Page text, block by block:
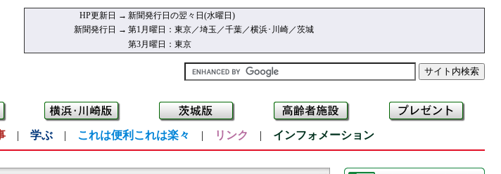
HP更新日 → 新聞発行日の翌々日(水曜日)
新聞発行日 → 第1月曜日：東京／埼玉／千葉／横浜･川崎／茨城
第3月曜日：東京
| 学ぶ | これは便利これは楽々 | リンク | インフォメーション